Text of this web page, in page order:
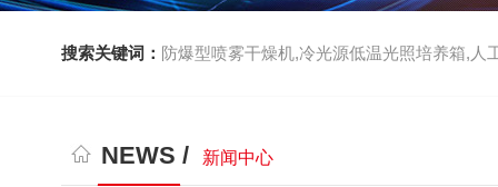
搜索关键词： 防爆型喷雾干燥机,冷光源低温光照培养箱,人
NEWS / 新闻中心